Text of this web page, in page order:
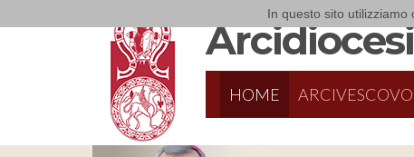
In questo sito utilizziamo
HOME ARCIVESCOVO